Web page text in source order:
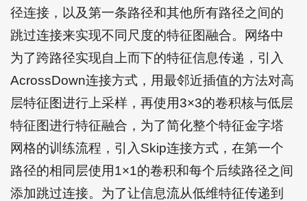
径连接，以及第一条路径和其他所有路径之间的
跳过连接来实现不同尺度的特征图融合。网络中
为了跨路径实现自上而下的特征信息传递，引入
AcrossDown连接方式，用最邻近插值的方法对高
层特征图进行上采样，再使用3×3的卷积核与低层
特征图进行特征融合，为了简化整个特征金字塔
网格的训练流程，引入Skip连接方式，在第一个
路径的相同层使用1×1的卷积和每个后续路径之间
添加跳过连接。为了让信息流从低维特征传递到